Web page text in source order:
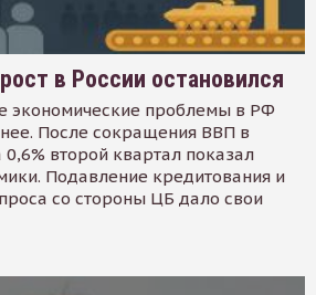
в России остановился
экономические проблемы в РФ
После сокращения ВВП в
второй квартал показал
Подавление кредитования и
со стороны ЦБ дало свои